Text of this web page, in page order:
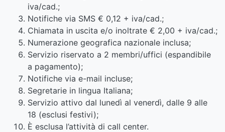
iva/cad.;
Notifiche via SMS € 0,12 + iva/cad.;
Chiamata in uscita e/o inoltrate € 2,00 + iva/cad.;
Numerazione geografica nazionale inclusa;
Servizio riservato a 2 membri/uffici (espandibile
a pagamento);
Notifiche via e-mail incluse;
Segretarie in lingua Italiana;
Servizio attivo dal lunedì al venerdì, dalle 9 alle
18 (esclusi festivi);
È esclusa l’attività di call center.